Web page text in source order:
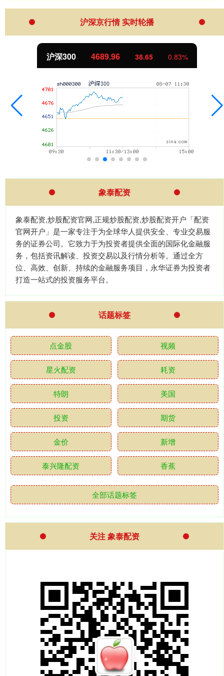
沪深京行情 实时轮播
沪深300 4689.96 38.65 0.83%
象泰配资
象泰配资,炒股配资官网,正规炒股配资,炒股配资开户「配资
官网开户」是一家专注于为全球华人提供安全、专业交易服
务的证券公司。它致力于为投资者提供全面的国际化金融服
务，包括资讯解读、投资交易以及行情分析等。通过全方
位、高效、创新、持续的金融服务项目，永华证券为投资者
打造一站式的投资服务平台。
话题标签
点金股 视频
星火配资 耗资
特朗 美国
投资 期货
金价 新增
泰兴隆配资 香蕉
全部话题标签
关注 象泰配资